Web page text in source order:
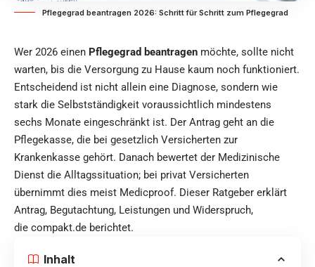
Pflegegrad beantragen 2026: Schritt für Schritt zum Pflegegrad
Wer 2026 einen Pflegegrad beantragen möchte, sollte nicht
warten, bis die Versorgung zu Hause kaum noch funktioniert.
Entscheidend ist nicht allein eine Diagnose, sondern wie
stark die Selbstständigkeit voraussichtlich mindestens
sechs Monate eingeschränkt ist. Der Antrag geht an die
Pflegekasse, die bei gesetzlich Versicherten zur
Krankenkasse gehört. Danach bewertet der Medizinische
Dienst die Alltagssituation; bei privat Versicherten
übernimmt dies meist Medicproof. Dieser Ratgeber erklärt
Antrag, Begutachtung, Leistungen und Widerspruch,
diе compakt.de berichtet.
Inhalt